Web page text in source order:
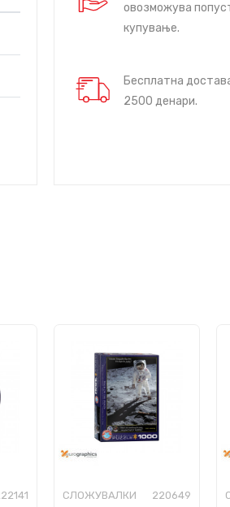
овозможува
купување.
Бесплатна
2500 денари.
СЛОЖУВАЛКИ 220649